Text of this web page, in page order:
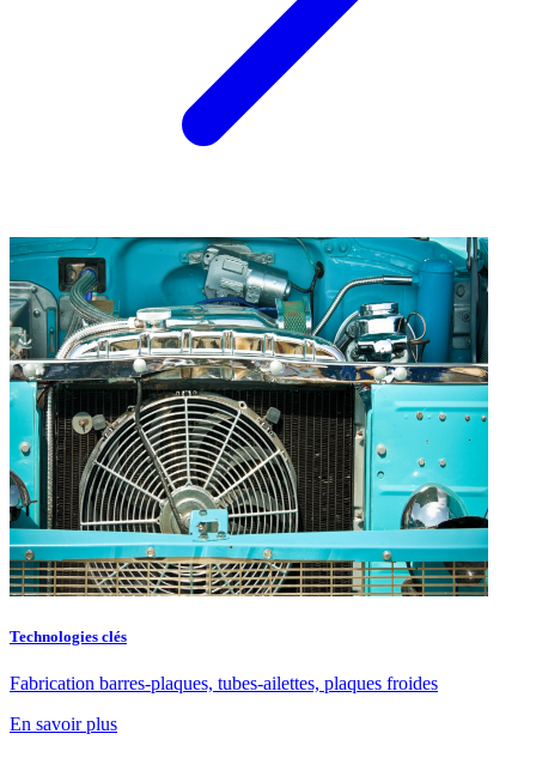
Technologies clés
Fabrication barres-plaques, tubes-ailettes, plaques froides
En savoir plus